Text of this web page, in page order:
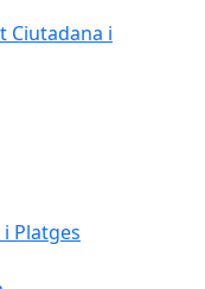
Ciutadana i
Platges